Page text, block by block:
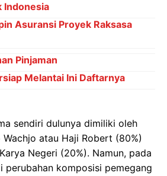
Indonesia
Asuransi Proyek Raksasa
Pinjaman
Melantai Ini Daftarnya
sendiri dulunya dimiliki oleh
atau Haji Robert (80%)
Negeri (20%). Namun, pada
perubahan komposisi pemegang